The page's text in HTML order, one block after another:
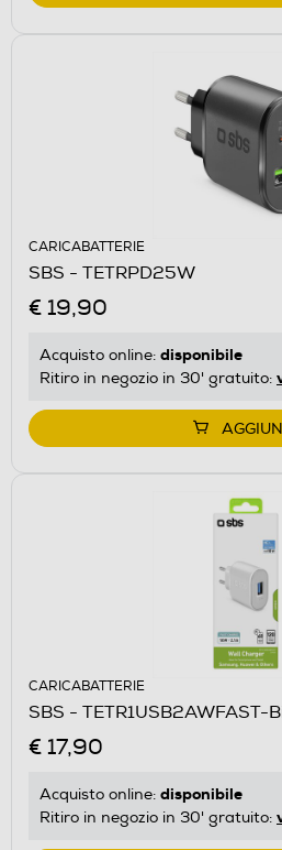
CARICABATTERIE
SBS - TETRPD25W
€ 19,90
Acquisto online: disponibile
Ritiro in negozio in 30' gratuito:
CARICABATTERIE
SBS - TETR1USB2AWFAST-
€ 17,90
Acquisto online: disponibile
Ritiro in negozio in 30' gratuito: